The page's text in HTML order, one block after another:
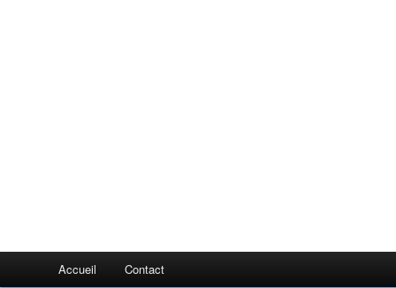
Accueil Contact